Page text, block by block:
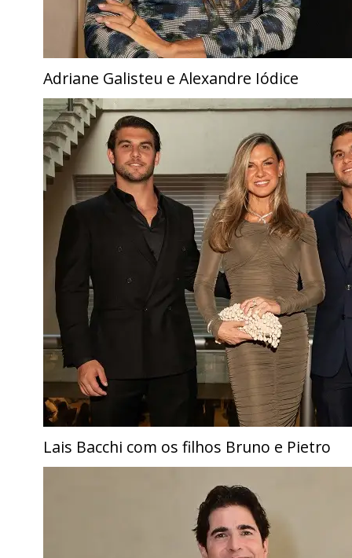
Adriane Galisteu e Alexandre Iódice
Lais Bacchi com os filhos Bruno e Pietro